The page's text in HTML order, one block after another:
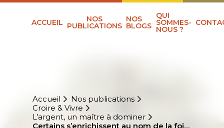
ACCUEIL NOS
PUBLICATIONS
NOS
BLOGS
QUI
SOMMES-
NOUS ?
Accueil
Nos publications
Croire & Vivre
L’argent, un maître à dominer
Certains s’enrichissent au nom de la foi…